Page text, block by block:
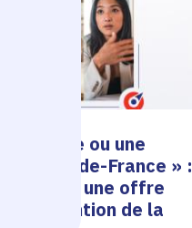
un stage ou une
en Île-de-France » :
déposer une offre
subvention de la